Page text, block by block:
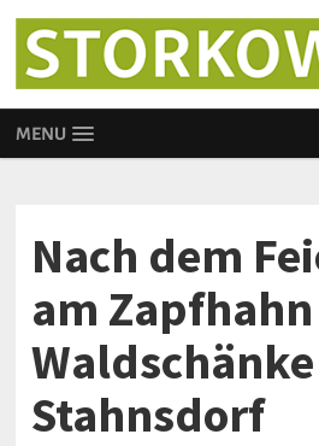
MENU
Nach dem
am
Stahnsdorf